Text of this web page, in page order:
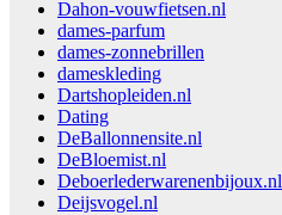
Dahon-vouwfietsen.nl
dames-parfum
dames-zonnebrillen
dameskleding
Dartshopleiden.nl
Dating
DeBallonnensite.nl
DeBloemist.nl
Deboerlederwarenenbijoux.nl
Deijsvogel.nl